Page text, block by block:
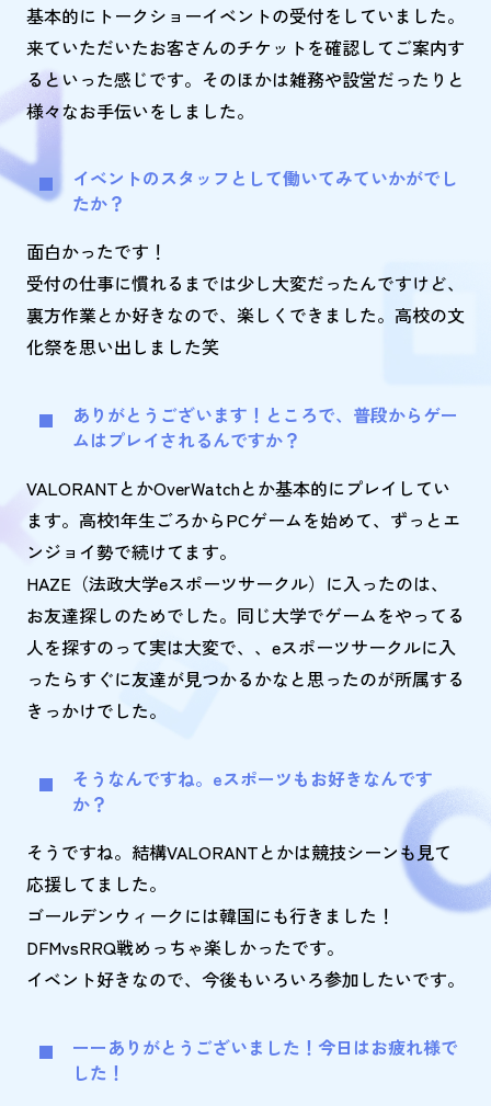
基本的にトークショーイベントの受付をしていました。
来ていただいたお客さんのチケットを確認してご案内す
るといった感じです。そのほかは雑務や設営だったりと
様々なお手伝いをしました。
イベントのスタッフとして働いてみていかがでし
たか？
面白かったです！
受付の仕事に慣れるまでは少し大変だったんですけど、
裏方作業とか好きなので、楽しくできました。高校の文
化祭を思い出しました笑
ありがとうございます！ところで、普段からゲー
ムはプレイされるんですか？
VALORANTとかOverWatchとか基本的にプレイしてい
ます。高校1年生ごろからPCゲームを始めて、ずっとエ
ンジョイ勢で続けてます。
HAZE（法政大学eスポーツサークル）に入ったのは、
お友達探しのためでした。同じ大学でゲームをやってる
人を探すのって実は大変で、、eスポーツサークルに入
ったらすぐに友達が見つかるかなと思ったのが所属する
きっかけでした。
そうなんですね。eスポーツもお好きなんです
か？
そうですね。結構VALORANTとかは競技シーンも見て
応援してました。
ゴールデンウィークには韓国にも行きました！
DFMvsRRQ戦めっちゃ楽しかったです。
イベント好きなので、今後もいろいろ参加したいです。
ーーありがとうございました！今日はお疲れ様で
した！